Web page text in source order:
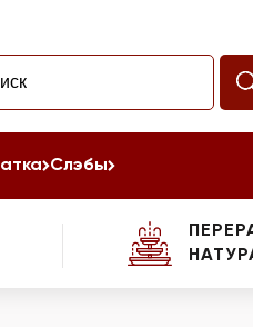
Слэбы